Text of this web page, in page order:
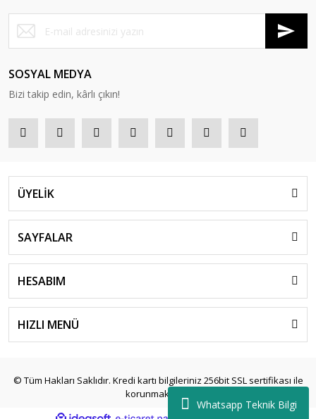
Whatsapp Teknik Bilgi
SOSYAL MEDYA
Bizi takip edin, kârlı çıkın!
ÜYELİK
SAYFALAR
HESABIM
HIZLI MENÜ
© Tüm Hakları Saklıdır. Kredi kartı bilgileriniz 256bit SSL sertifikası ile
korunmaktadır.